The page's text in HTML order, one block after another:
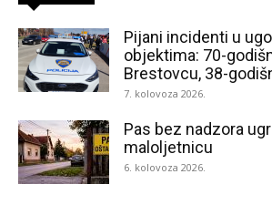
Pijani incidenti u
objektima: 70-
Brestovcu, 38-
7. kolovoza 2026.
Pas bez nadzora
maloljetnicu
6. kolovoza 2026.